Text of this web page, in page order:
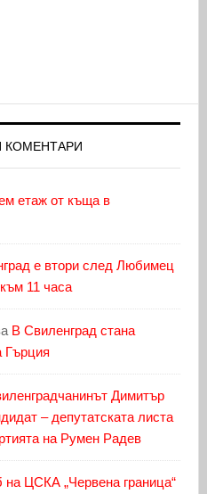
КОМЕНТАРИ
етаж от къща в
е втори след Любимец
11 часа
В Свиленград стана
Гърция
Димитър
– депутатската листа
на Румен Радев
на ЦСКА „Червена граница“